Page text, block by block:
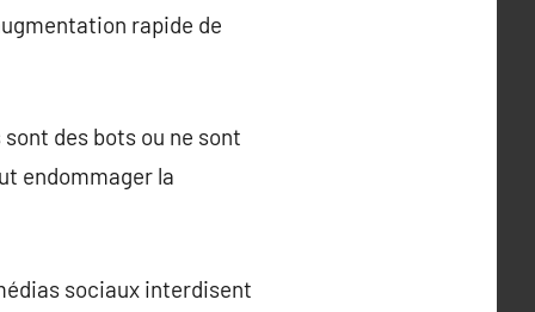
rapide de
des bots ou ne sont
endommager la
sociaux interdisent